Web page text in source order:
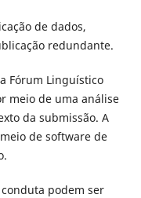
de dados,
redundante.
Fórum Linguístico
meio de uma análise
da submissão. A
de software de
podem ser